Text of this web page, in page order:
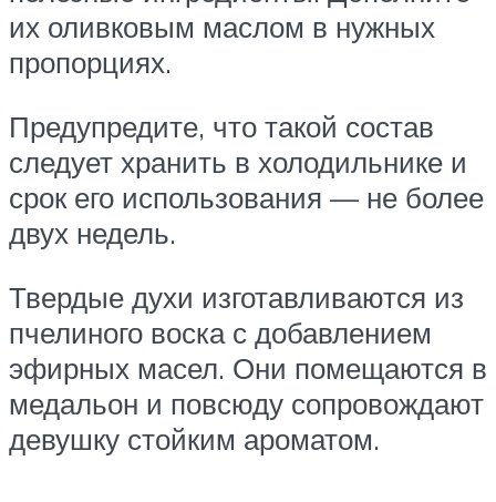
их оливковым маслом в нужных
пропорциях.
Предупредите, что такой состав
следует хранить в холодильнике и
срок его использования — не более
двух недель.
Твердые духи изготавливаются из
пчелиного воска с добавлением
эфирных масел. Они помещаются в
медальон и повсюду сопровождают
девушку стойким ароматом.